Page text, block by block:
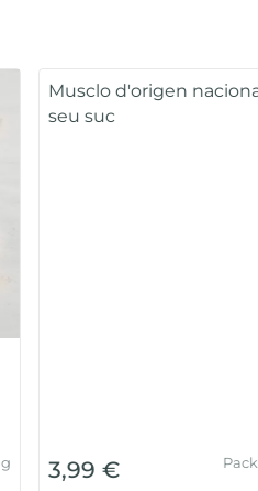
Gamba pelada gran
10,99 € Bossa 450g